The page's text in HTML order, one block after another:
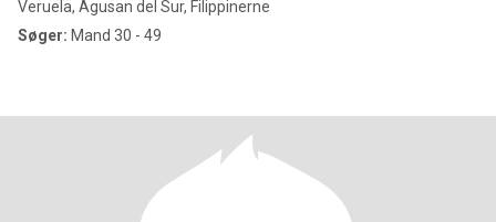
Veruela, Agusan del Sur, Filippinerne
Søger: Mand 30 - 49